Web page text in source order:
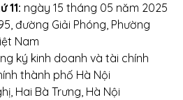
11: ngày 15 tháng 05 năm 2025
đường Giải Phóng, Phường
Nam
ký kinh doanh và tài chính
thành phố Hà Nội
Hai Bà Trưng, Hà Nội